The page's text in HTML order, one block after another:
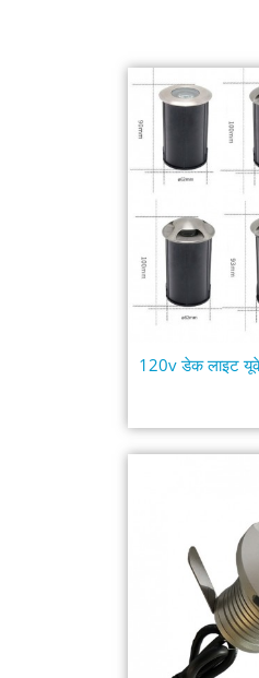
120v डेक लाइट